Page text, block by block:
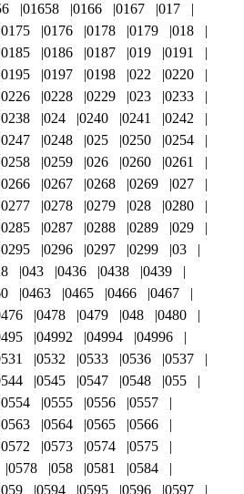
01658 0166 0167
017
0175 0176 0178 0179
018
0185 0186 0187 019
0191
0195 0197 0198 022
0220
0226 0228 0229 023
0233
0238 024 0240 0241
0242
0247 0248 025 0250
0254
0258 0259 026 0260
0261
0266 0267 0268 0269
027
0277 0278 0279 028
0280
0285 0287 0288 0289
029
0295 0296 0297 0299
03
043 0436 0438
0439
0463 0465 0466
0467
0478 0479 048
0480
04992 04994
04996
0532 0533 0536
0537
0545 0547 0548
055
0554 0555 0556
0557
0563 0564 0565
0566
0572 0573 0574
0575
0578 058 0581
0584
059 0594 0595 0596
0597